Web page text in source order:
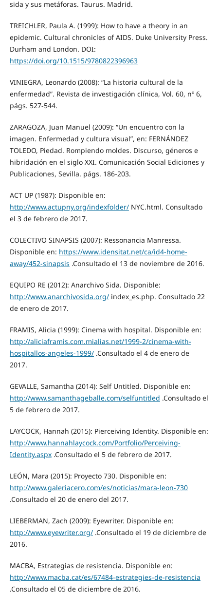
sida y sus metáforas. Taurus. Madrid.
TREICHLER, Paula A. (1999): How to have a theory in an
epidemic. Cultural chronicles of AIDS. Duke University Press.
Durham and London. DOI:
https://doi.org/10.1515/9780822396963
VINIEGRA, Leonardo (2008): “La historia cultural de la
enfermedad”. Revista de investigación clínica, Vol. 60, nº 6,
págs. 527-544.
ZARAGOZA, Juan Manuel (2009): “Un encuentro con la
imagen. Enfermedad y cultura visual”, en: FERNÁNDEZ
TOLEDO, Piedad. Rompiendo moldes. Discurso, géneros e
hibridación en el siglo XXI. Comunicación Social Ediciones y
Publicaciones, Sevilla. págs. 186-203.
ACT UP (1987): Disponible en:
http://www.actupny.org/indexfolder/NYC.html. Consultado
el 3 de febrero de 2017.
COLECTIVO SINAPSIS (2007): Ressonancia Manressa.
Disponible en: https://www.idensitat.net/ca/id4-home-
away/452-sinapsis .Consultado el 13 de noviembre de 2016.
EQUIPO RE (2012): Anarchivo Sida. Disponible:
http://www.anarchivosida.org/index_es.php. Consultado 22
de enero de 2017.
FRAMIS, Alicia (1999): Cinema with hospital. Disponible en:
http://aliciaframis.com.mialias.net/1999-2/cinema-with-
hospitallos-angeles-1999/.Consultado el 4 de enero de
2017.
GEVALLE, Samantha (2014): Self Untitled. Disponible en:
http://www.samanthageballe.com/selfuntitled .Consultado el
5 de febrero de 2017.
LAYCOCK, Hannah (2015): Pierceiving Identity. Disponible en:
http://www.hannahlaycock.com/Portfolio/Perceiving-
Identity.aspx.Consultado el 5 de febrero de 2017.
LEÓN, Mara (2015): Proyecto 730. Disponible en:
http://www.galeriacero.com/es/noticias/mara-leon-730
.Consultado el 20 de enero del 2017.
LIEBERMAN, Zach (2009): Eyewriter. Disponible en:
http://www.eyewriter.org/.Consultado el 19 de diciembre de
2016.
MACBA, Estrategias de resistencia. Disponible en:
http://www.macba.cat/es/67484-estrategies-de-resistencia
.Consultado el 05 de diciembre de 2016.